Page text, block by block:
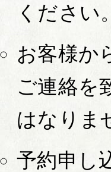
ください。
お客様か
ご連絡を
はなりま
予約申し